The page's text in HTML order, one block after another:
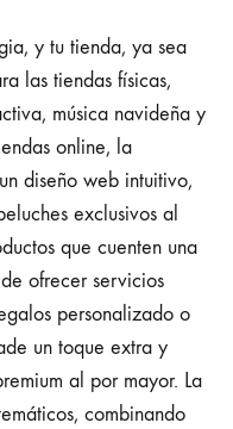
y tu tienda, ya sea
las tiendas físicas,
música navideña y
online, la
diseño web intuitivo,
exclusivos al
que cuenten una
ofrecer servicios
personalizado o
un toque extra y
al por mayor. La
combinando